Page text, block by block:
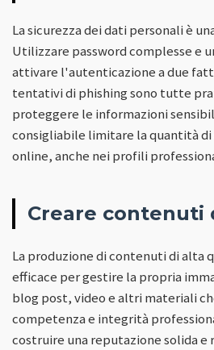
La sicurezza dei dati personali è
Utilizzare password complesse e
attivare l'autenticazione a due
tentativi di phishing sono tutte
proteggere le informazioni
consigliabile limitare la quantità
online, anche nei profili
Creare contenuti
La produzione di contenuti di alta
efficace per gestire la propria
blog post, video e altri materiali
competenza e integrità
costruire una reputazione solida e